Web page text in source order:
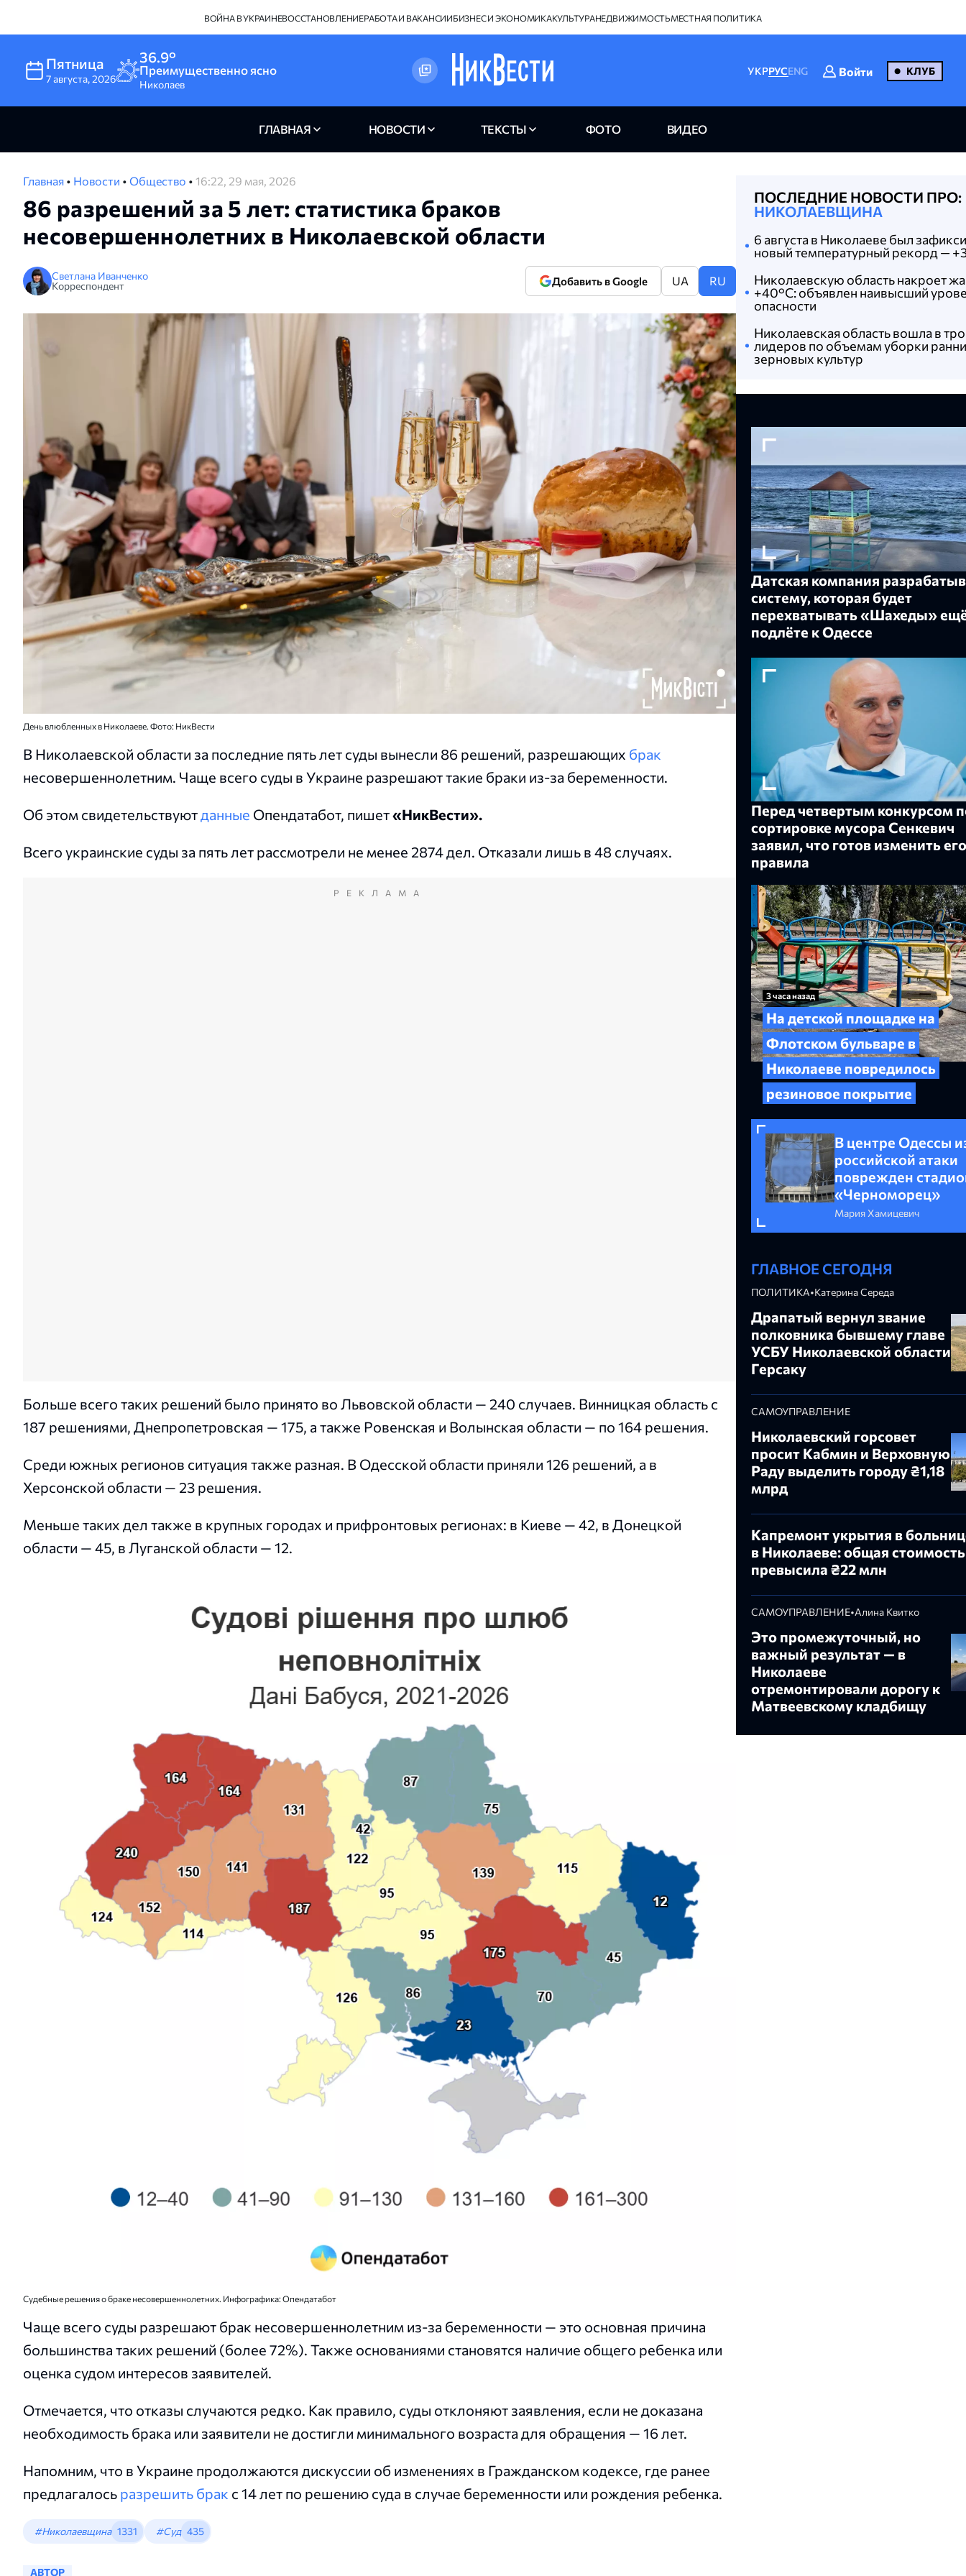
ВОЙНА В УКРАИНЕВОССТАНОВЛЕНИЕРАБОТА И ВАКАНСИИБИЗНЕС И ЭКОНОМИКАКУЛЬТУРАНЕДВИЖИМОСТЬМЕСТНАЯ ПОЛИТИКА
Пятница
7августа,2026
36.9°
Преимущественно ясно
Николаев
УКРРУСENG Войти КЛУБ
ГЛАВНАЯ НОВОСТИ ТЕКСТЫ ФОТО ВИДЕО
Главная • Новости • Общество • 16:22, 29 мая, 2026
86 разрешений за 5 лет: статистика браков
несовершеннолетних в Николаевской области
Светлана Иванченко
Корреспондент
Добавить в Google UA RU
День влюбленных в Николаеве. Фото: НикВести
В Николаевской области за последние пять лет суды вынесли 86 решений, разрешающих брак
несовершеннолетним. Чаще всего суды в Украине разрешают такие браки из-за беременности.
Об этом свидетельствуютданные Опендатабот, пишет«НикВести».
Всего украинские суды за пять лет рассмотрели не менее 2874 дел. Отказали лишь в 48 случаях.
РЕКЛАМА
Больше всего таких решений было принято во Львовской области — 240 случаев. Винницкая область с
187 решениями, Днепропетровская — 175, а также Ровенская и Волынская области — по 164 решения.
Среди южных регионов ситуация также разная. В Одесской области приняли 126 решений, а в
Херсонской области — 23 решения.
Меньше таких дел также в крупных городах и прифронтовых регионах: в Киеве — 42, в Донецкой
области — 45, в Луганской области — 12.
Судебные решения о браке несовершеннолетних. Инфографика: Опендатабот
Чаще всего суды разрешают брак несовершеннолетним из-за беременности — это основная причина
большинства таких решений (более 72%). Также основаниями становятся наличие общего ребенка или
оценка судом интересов заявителей.
Отмечается, что отказы случаются редко. Как правило, суды отклоняют заявления, если не доказана
необходимость брака или заявители не достигли минимального возраста для обращения — 16 лет.
Напомним, что в Украине продолжаются дискуссии об изменениях в Гражданском кодексе, где ранее
предлагалось разрешить брак с 14 лет по решению суда в случае беременности или рождения ребенка.
#Николаевщина 1331 #Суд 435
АВТОР
ПОСЛЕДНИЕ НОВОСТИ ПРО:
НИКОЛАЕВЩИНА
6 августа в Николаеве был
новый температурный рекорд —
Николаевскую область накроет
+40°C: объявлен наивысший
опасности
Николаевская область вошла в
лидеров по объемам уборки
зерновых культур
Датская компания
систему, которая будет
перехватывать «Шахеды»
подлёте к Одессе
Перед четвертым конкурсом
сортировке мусора Сенкевич
заявил, что готов изменить его
правила
3 часа назад
На детской площадке на
Флотском бульваре в
Николаеве повредилось
резиновое покрытие
В центре Одессы
российской атаки
поврежден
«Черноморец»
Мария Хамицевич
ГЛАВНОЕ СЕГОДНЯ
ПОЛИТИКА•Катерина Середа
Драпатый вернул звание
полковника бывшему главе
УСБУ Николаевской области
Герсаку
САМОУПРАВЛЕНИЕ
Николаевский горсовет
просит Кабмин и Верховную
Раду выделить городу ₴1,18
млрд
Капремонт укрытия в
в Николаеве: общая стоимость
превысила ₴22 млн
САМОУПРАВЛЕНИЕ•Алина Квитко
Это промежуточный, но
важный результат — в
Николаеве
отремонтировали дорогу к
Матвеевскому кладбищу